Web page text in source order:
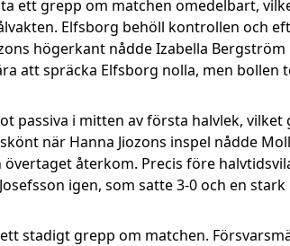
ett grepp om matchen omedelbart,
Elfsborg behöll kontrollen och
högerkant nådde Izabella
att spräcka Elfsborg nolla, men bollen
passiva i mitten av första halvlek,
när Hanna Jiozons inspel nådde
återkom. Precis före
igen, som satte 3-0 och en
stadigt grepp om matchen.